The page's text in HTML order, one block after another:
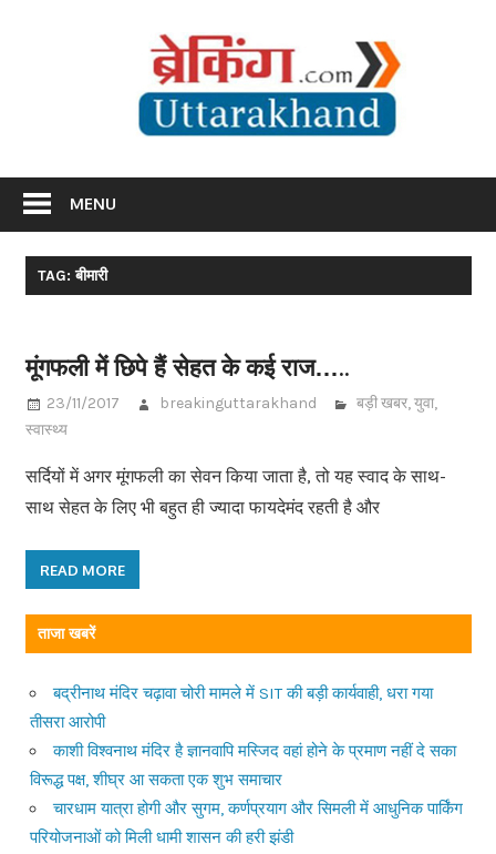
MENU
TAG: बीमारी
मूंगफली में छिपे हैं सेहत के कई राज…..
23/11/2017 breakinguttarakhand बड़ी खबर,युवा,
स्वास्थ्य
सर्दियों में अगर मूंगफली का सेवन किया जाता है, तो यह स्वाद के साथ-
साथ सेहत के लिए भी बहुत ही ज्यादा फायदेमंद रहती है और
READ MORE
ताजा खबरें
बद्रीनाथ मंदिर चढ़ावा चोरी मामले में SIT की बड़ी कार्यवाही, धरा गया
तीसरा आरोपी
काशी विश्वनाथ मंदिर है ज्ञानवापि मस्जिद वहां होने के प्रमाण नहीं दे सका
विरूद्ध पक्ष, शीघ्र आ सकता एक शुभ समाचार
चारधाम यात्रा होगी और सुगम, कर्णप्रयाग और सिमली में आधुनिक पार्किंग
परियोजनाओं को मिली धामी शासन की हरी झंडी